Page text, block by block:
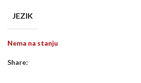
JEZIK
Nema na stanju
Share: